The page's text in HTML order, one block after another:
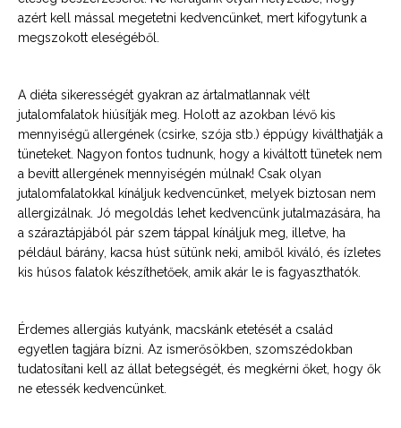
azért kell mással megetetni kedvencünket, mert kifogytunk a
megszokott eleségéből.
A diéta sikerességét gyakran az ártalmatlannak vélt
jutalomfalatok hiúsítják meg. Holott az azokban lévő kis
mennyiségű allergének (csirke, szója stb.) éppúgy kiválthatják a
tüneteket. Nagyon fontos tudnunk, hogy a kiváltott tünetek nem
a bevitt allergének mennyiségén múlnak! Csak olyan
jutalomfalatokkal kínáljuk kedvencünket, melyek biztosan nem
allergizálnak. Jó megoldás lehet kedvencünk jutalmazására, ha
a száraztápjából pár szem táppal kínáljuk meg, illetve, ha
például bárány, kacsa húst sütünk neki, amiből kiváló, és ízletes
kis húsos falatok készíthetőek, amik akár le is fagyaszthatók.
Érdemes allergiás kutyánk, macskánk etetését a család
egyetlen tagjára bízni. Az ismerősökben, szomszédokban
tudatosítani kell az állat betegségét, és megkérni őket, hogy ők
ne etessék kedvencünket.